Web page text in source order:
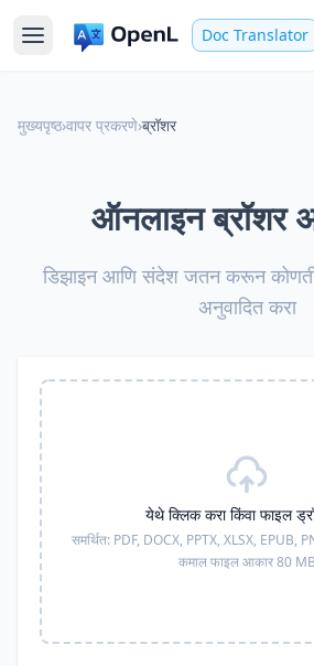
Doc Translator
मुख्यपृष्ठ›वापर प्रकरणे›ब्रॉशर
ऑनलाइन ब्रॉशर
डिझाइन आणि संदेश जतन करून
अनुवादित करा
येथे क्लिक करा किंवा फाइल
समर्थित: PDF, DOCX, PPTX, XLSX, EPUB,
कमाल फाइल आकार 80 MB